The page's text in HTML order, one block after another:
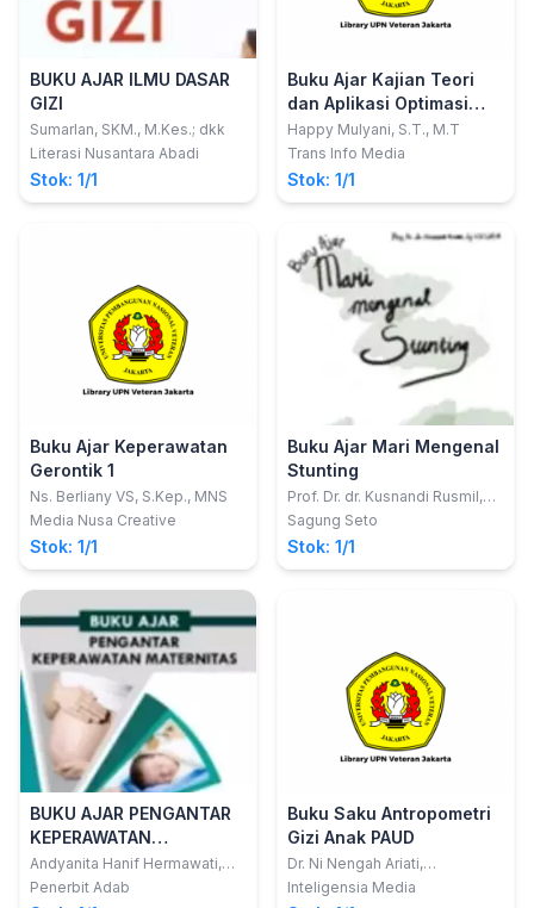
BUKU AJAR ILMU DASAR
GIZI
Sumarlan, SKM., M.Kes.; dkk
Literasi Nusantara Abadi
Stok: 1/1
Buku Ajar Kajian Teori
dan Aplikasi Optimasi
Perancangan Model
Pengomposan
Happy Mulyani, S.T., M.T
Trans Info Media
Stok: 1/1
Buku Ajar Keperawatan
Gerontik 1
Ns. Berliany VS, S.Kep., MNS
Media Nusa Creative
Stok: 1/1
Buku Ajar Mari Mengenal
Stunting
Prof. Dr. dr. Kusnandi Rusmil,
Sp. A(K)., MM.
Sagung Seto
Stok: 1/1
BUKU AJAR PENGANTAR
KEPERAWATAN
MATERNITAS
Andyanita Hanif Hermawati,
S.Kep., M.Si; Yuni Astuti,
Penerbit Adab
Buku Saku Antropometri
Gizi Anak PAUD
Dr. Ni Nengah Ariati,
SST.M.Erg.; dkk
Inteligensia Media